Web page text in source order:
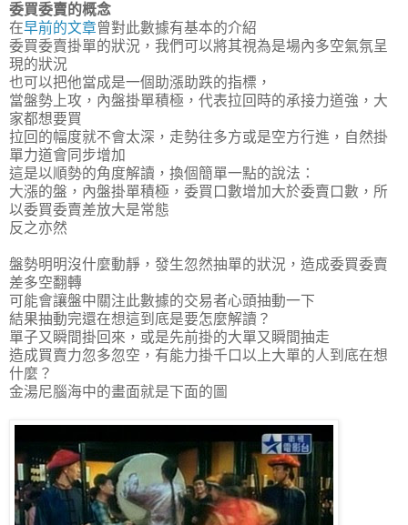
委買委賣的概念
在早前的文章曾對此數據有基本的介紹
委買委賣掛單的狀況，我們可以將其視為是場內多空氣氛呈
現的狀況
也可以把他當成是一個助漲助跌的指標，
當盤勢上攻，內盤掛單積極，代表拉回時的承接力道強，大
家都想要買
拉回的幅度就不會太深，走勢往多方或是空方行進，自然掛
單力道會同步增加
這是以順勢的角度解讀，換個簡單一點的說法：
大漲的盤，內盤掛單積極，委買口數增加大於委賣口數，所
以委買委賣差放大是常態
反之亦然
盤勢明明沒什麼動靜，發生忽然抽單的狀況，造成委買委賣
差多空翻轉
可能會讓盤中關注此數據的交易者心頭抽動一下
結果抽動完還在想這到底是要怎麼解讀？
單子又瞬間掛回來，或是先前掛的大單又瞬間抽走
造成買賣力忽多忽空，有能力掛千口以上大單的人到底在想
什麼？
金湯尼腦海中的畫面就是下面的圖